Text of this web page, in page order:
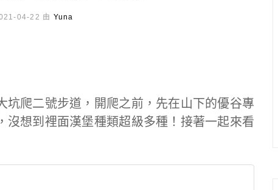
04-22 由 Yuna
坑爬二號步道，開爬之前，先在山下的優谷專
沒想到裡面漢堡種類超級多種！接著一起來看